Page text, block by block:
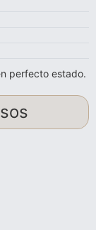
perfecto estado.